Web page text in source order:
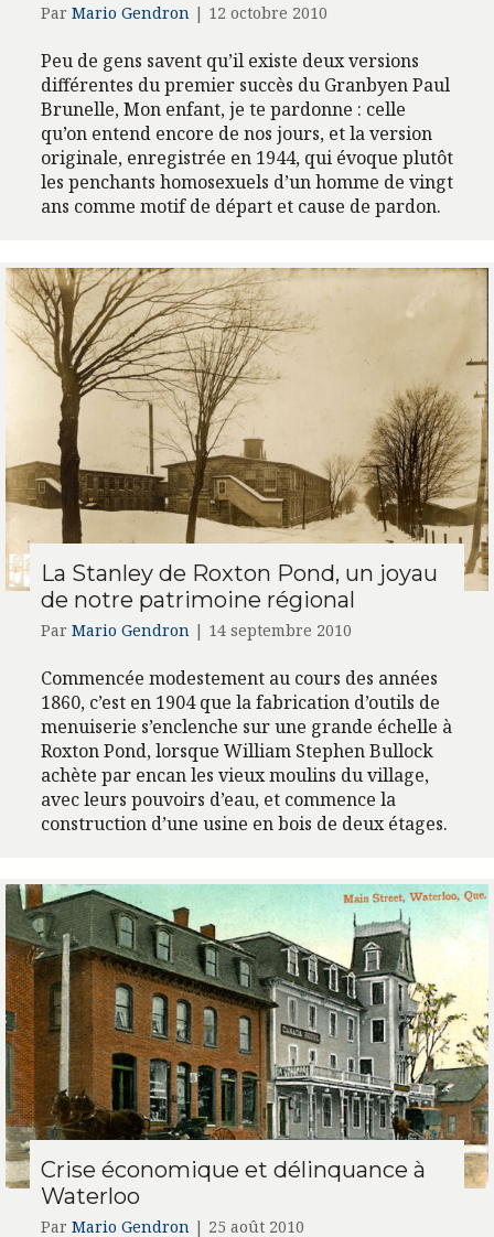
Par Mario Gendron | 12 octobre 2010
Peu de gens savent qu’il existe deux versions
différentes du premier succès du Granbyen Paul
Brunelle, Mon enfant, je te pardonne : celle
qu’on entend encore de nos jours, et la version
originale, enregistrée en 1944, qui évoque plutôt
les penchants homosexuels d’un homme de vingt
ans comme motif de départ et cause de pardon.
La Stanley de Roxton Pond, un joyau
de notre patrimoine régional
Par Mario Gendron | 14 septembre 2010
Commencée modestement au cours des années
1860, c’est en 1904 que la fabrication d’outils de
menuiserie s’enclenche sur une grande échelle à
Roxton Pond, lorsque William Stephen Bullock
achète par encan les vieux moulins du village,
avec leurs pouvoirs d’eau, et commence la
construction d’une usine en bois de deux étages.
Crise économique et délinquance à
Waterloo
Par Mario Gendron | 25 août 2010